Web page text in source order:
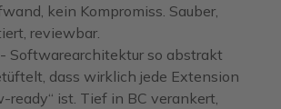
kein Kompromiss. Sauber,
reviewbar.
- Softwarearchitektur so abstrakt
dass wirklich jede Extension
ready“ ist. Tief in BC verankert,